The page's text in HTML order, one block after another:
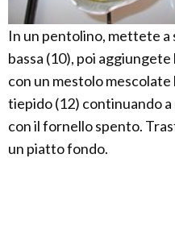
In un pentolino, mettete a
bassa (10), poi
con un mestolo
tiepido (12) continuando
con il fornello spento.
un piatto fondo.